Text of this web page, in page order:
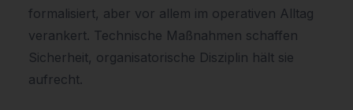
formalisiert, aber vor allem im operativen Alltag
verankert. Technische Maßnahmen schaffen
Sicherheit, organisatorische Disziplin hält sie
aufrecht.